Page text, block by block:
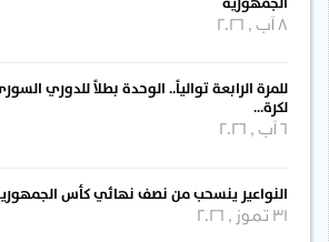
للمرة الرابعة توالياً.. الوحدة بطلاً للدوري السوري
لكرة…
النواعير ينسحب من نصف نهائي كأس الجمهورية
31 تموز , 2026